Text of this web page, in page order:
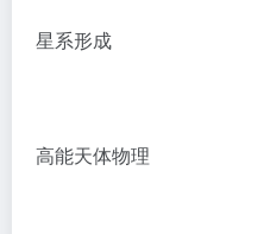
星系形成
高能天体物理